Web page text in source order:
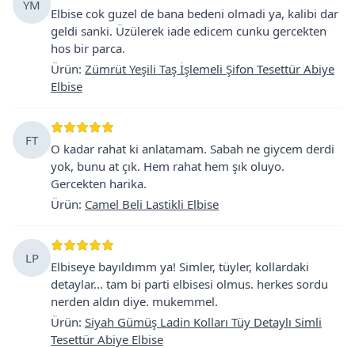
YM
Elbise cok guzel de bana bedeni olmadi ya, kalibi dar
geldi sanki. Üzülerek iade edicem cunku gercekten
hos bir parca.
Ürün: Zümrüt Yeşili Taş İşlemeli Şifon Tesettür Abiye
Elbise
FT
O kadar rahat ki anlatamam. Sabah ne giycem derdi
yok, bunu at çık. Hem rahat hem şık oluyo.
Gercekten harika.
Ürün: Camel Beli Lastikli Elbise
LP
Elbiseye bayıldımm ya! Simler, tüyler, kollardaki
detaylar... tam bi parti elbisesi olmus. herkes sordu
nerden aldın diye. mukemmel.
Ürün: Siyah Gümüş Ladin Kolları Tüy Detaylı Simli
Tesettür Abiye Elbise